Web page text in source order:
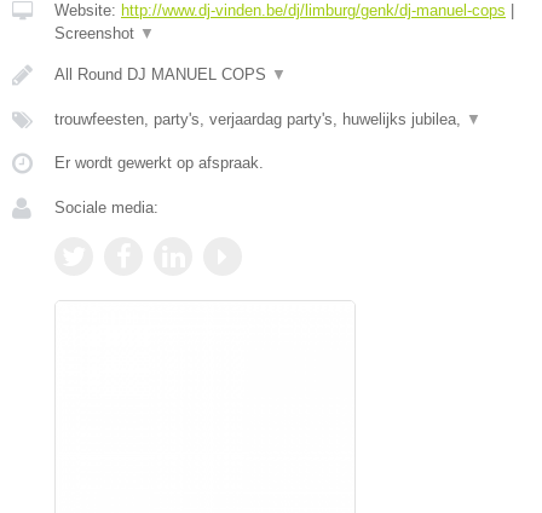
Website: http://www.dj-vinden.be/dj/limburg/genk/dj-manuel-cops
Screenshot ▼
All Round DJ MANUEL COPS ▼
trouwfeesten, party's, verjaardag party's, huwelijks jubilea, ▼
Er wordt gewerkt op afspraak.
Sociale media: